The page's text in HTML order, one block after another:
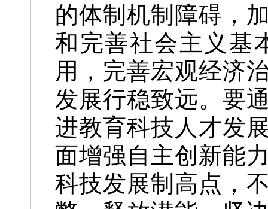
的体制机制障碍，
和完善社会主义基
用，完善宏观经济
发展行稳致远。要
进教育科技人才发
面增强自主创新能
科技发展制高点，